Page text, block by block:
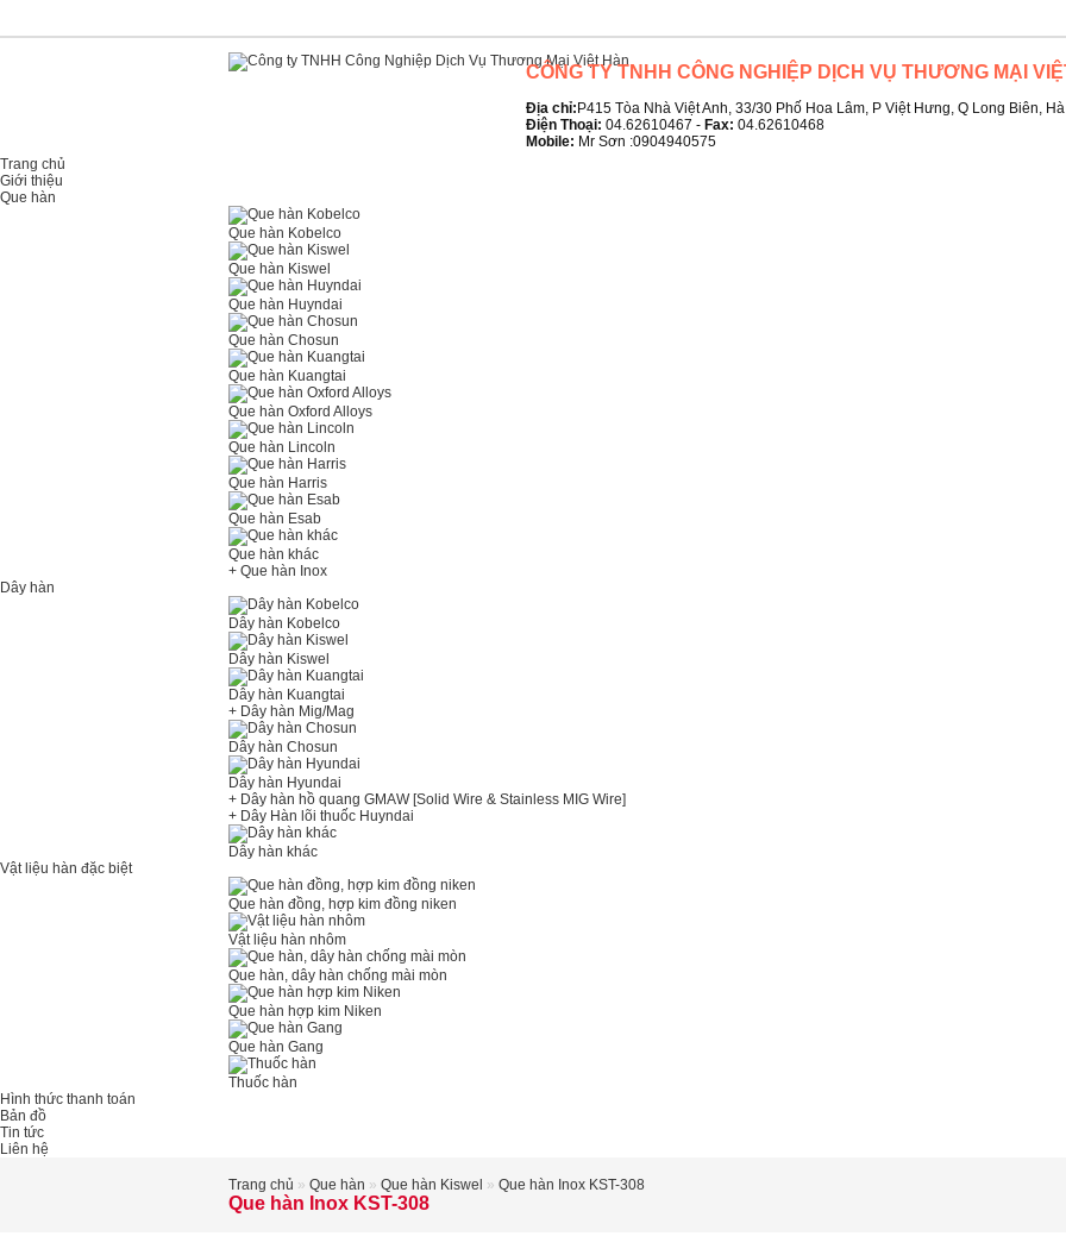
CÔNG TY TNHH CÔNG NGHIỆP DỊCH VỤ THƯƠNG MẠI
Địa chỉ: P415 Tòa Nhà Việt Anh, 33/30 Phố Hoa Lâm, P Việt Hưng, Q Long Biên,
Điện Thoại: 04.62610467 - Fax: 04.62610468
Mobile: Mr Sơn :0904940575
Trang chủ
Giới thiệu
Que hàn
Que hàn Kobelco
Que hàn Kiswel
Que hàn Huyndai
Que hàn Chosun
Que hàn Kuangtai
Que hàn Oxford Alloys
Que hàn Lincoln
Que hàn Harris
Que hàn Esab
Que hàn khác
+ Que hàn Inox
Dây hàn
Dây hàn Kobelco
Dây hàn Kiswel
Dây hàn Kuangtai
+ Dây hàn Mig/Mag
Dây hàn Chosun
Dây hàn Hyundai
+ Dây hàn hồ quang GMAW [Solid Wire & Stainless MIG Wire]
+ Dây Hàn lõi thuốc Huyndai
Dây hàn khác
Vật liệu hàn đặc biệt
Que hàn đồng, hợp kim đồng niken
Vật liệu hàn nhôm
Que hàn, dây hàn chống mài mòn
Que hàn hợp kim Niken
Que hàn Gang
Thuốc hàn
Hình thức thanh toán
Bản đồ
Tin tức
Liên hệ
Trang chủ » Que hàn » Que hàn Kiswel » Que hàn Inox KST-308
Que hàn Inox KST-308